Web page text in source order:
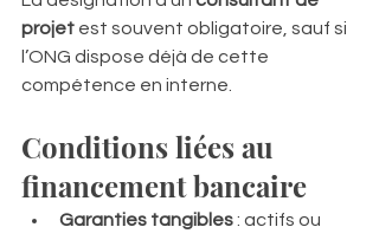
projet est souvent obligatoire, sauf si
l’ONG dispose déjà de cette
compétence en interne.
Conditions liées au
financement bancaire
Garanties tangibles : actifs ou